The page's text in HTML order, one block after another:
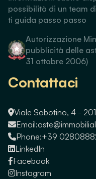
possibilità di un team
ti guida passo passo
Autorizzazione
pubblicità delle
31 ottobre 2006)
Contattaci
Viale Sabotino, 4 -
Email:
Phone:+39
LinkedIn
Facebook
Instagram